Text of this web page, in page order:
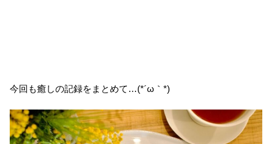
今回も癒しの記録をまとめて…(*´ω｀*)